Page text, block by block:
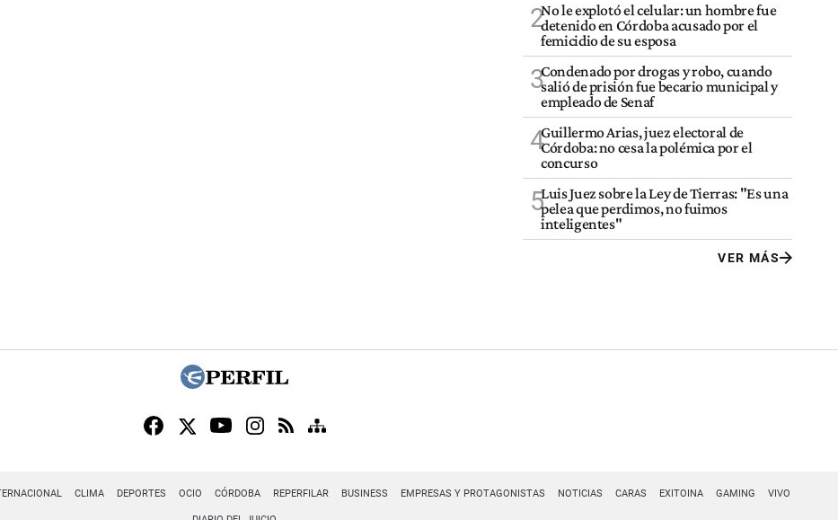
2No le explotó el celular: un hombre fue
detenido en Córdoba acusado por el
femicidio de su esposa
3Condenado por drogas y robo, cuando
salió de prisión fue becario municipal y
empleado de Senaf
4Guillermo Arias, juez electoral de
Córdoba: no cesa la polémica por el
concurso
5Luis Juez sobre la Ley de Tierras: "Es una
pelea que perdimos, no fuimos
inteligentes"
VER MÁS
CLIMA DEPORTES OCIO CÓRDOBA REPERFILAR BUSINESS EMPRESAS Y PROTAGONISTAS NOTICIAS CARAS EXITOINA GAMING VIVO